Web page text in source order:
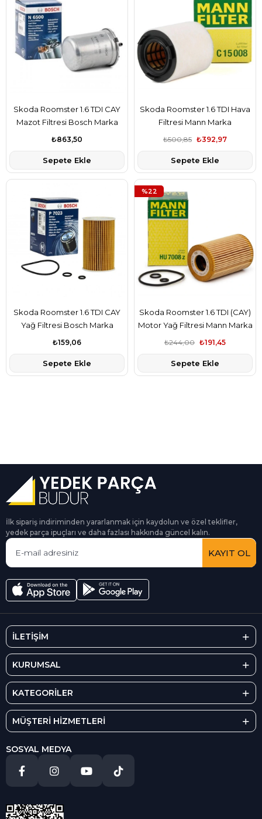
Skoda Roomster 1.6 TDI CAY
Mazot Filtresi Bosch Marka
6Q0127401F
₺863,50
Sepete Ekle
Skoda Roomster 1.6 TDI Hava
Filtresi Mann Marka
6R0129620A
₺392,97
₺500,85
Sepete Ekle
Skoda Roomster 1.6 TDI CAY
Yağ Filtresi Bosch Marka
03L115562
₺159,06
Sepete Ekle
Skoda Roomster 1.6 TDI (CAY)
Motor Yağ Filtresi Mann Marka
03L115466₺191,45
₺244,00
Sepete Ekle
%22
İlk sipariş indiriminden yararlanmak için kaydolun ve özel teklifler,
yedek parça ipuçları ve daha fazlası hakkında güncel kalın.
KAYIT OL
İLETİŞİM
KURUMSAL
KATEGORİLER
MÜŞTERİ HİZMETLERİ
SOSYAL MEDYA